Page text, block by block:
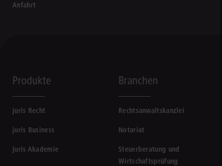
Anfahrt
Produkte
juris Recht
juris Business
juris Akademie
Branchen
Rechtsanwaltskanzlei
Notariat
Steuerberatung und
Wirtschaftsprüfung